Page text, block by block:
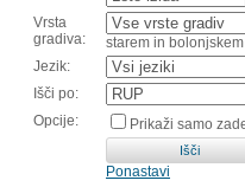
Vrsta
gradiva:
starem in
Jezik:
Išči po:
Opcije:
Prikaži samo
Ponastavi